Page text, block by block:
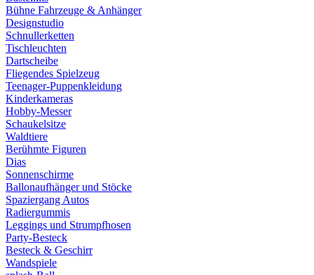
Bühne Fahrzeuge & Anhänger
Designstudio
Schnullerketten
Tischleuchten
Dartscheibe
Fliegendes Spielzeug
Teenager-Puppenkleidung
Kinderkameras
Hobby-Messer
Schaukelsitze
Waldtiere
Berühmte Figuren
Dias
Sonnenschirme
Ballonaufhänger und Stöcke
Spaziergang Autos
Radiergummis
Leggings und Strumpfhosen
Party-Besteck
Besteck & Geschirr
Wandspiele